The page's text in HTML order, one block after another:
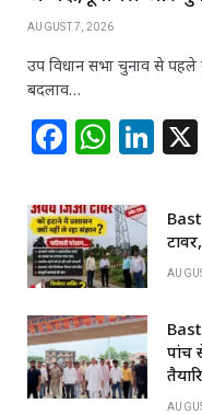
AUGUST 7, 2026
उप विधान सभा चुनाव से पहले
बदलाव…
F
c
e
b
o
o
k
W
at
s
A
p
p
Li
k
e
dI
n
पांच